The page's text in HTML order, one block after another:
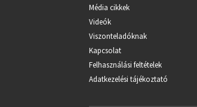
Média cikkek
Videók
Viszonteladóknak
Kapcsolat
Felhasználási feltételek
Adatkezelési tájékoztató